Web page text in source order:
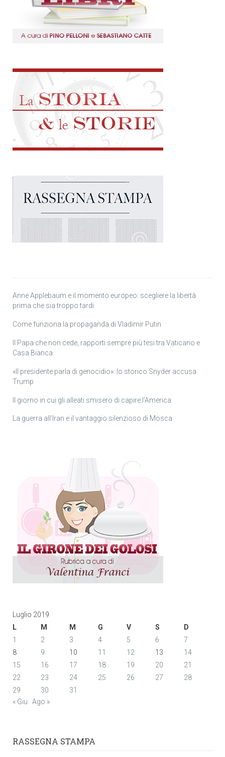
Anne Applebaum e il momento europeo: scegliere la libertà
prima che sia troppo tardi
Come funziona la propaganda di Vladimir Putin
Il Papa che non cede, rapporti sempre più tesi tra Vaticano e
Casa Bianca
«Il presidente parla di genocidio»: lo storico Snyder accusa
Trump
Il giorno in cui gli alleati smisero di capire l’America
La guerra all’Iran e il vantaggio silenzioso di Mosca
Luglio 2019
L
M M G V S
D
1
2 3 4 5 6
7
8
9 10 11 12 13
14
15
16 17 18 19 20
21
22
23 24 25 26 27
28
29
30
31
« Giu
Ago »
RASSEGNA STAMPA